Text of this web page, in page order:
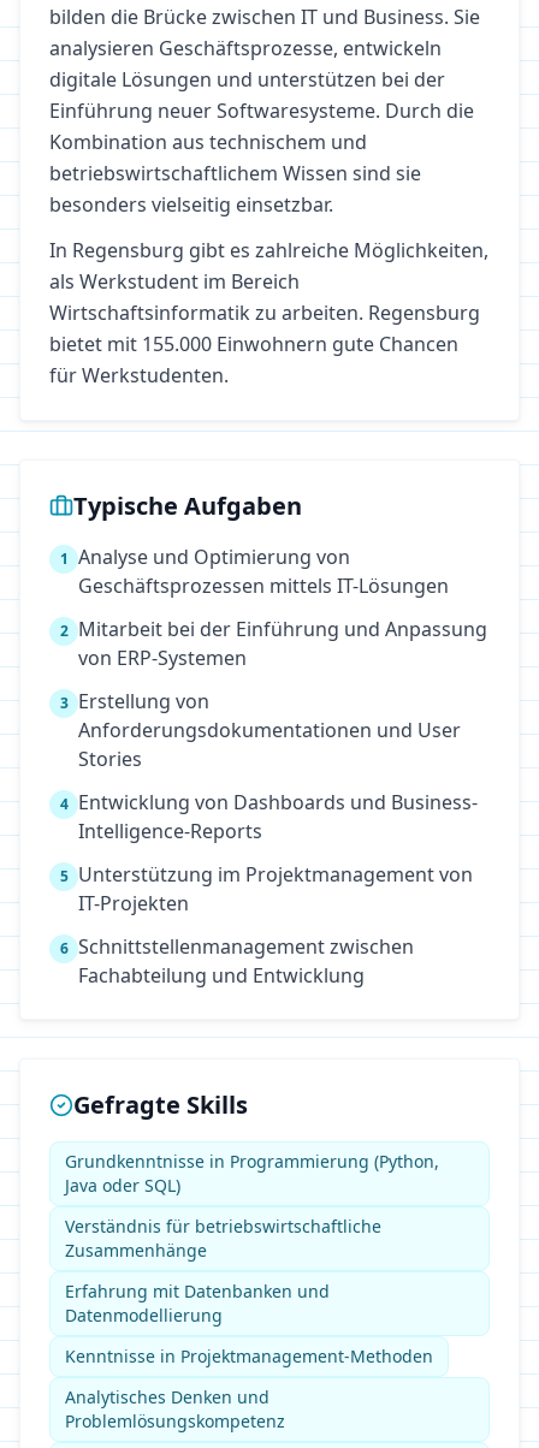
bilden die Brücke zwischen IT und Business. Sie
analysieren Geschäftsprozesse, entwickeln
digitale Lösungen und unterstützen bei der
Einführung neuer Softwaresysteme. Durch die
Kombination aus technischem und
betriebswirtschaftlichem Wissen sind sie
besonders vielseitig einsetzbar.
In Regensburg gibt es zahlreiche Möglichkeiten,
als Werkstudent im Bereich
Wirtschaftsinformatik zu arbeiten. Regensburg
bietet mit 155.000 Einwohnern gute Chancen
für Werkstudenten.
Typische Aufgaben
1 Analyse und Optimierung von
Geschäftsprozessen mittels IT-Lösungen
2 Mitarbeit bei der Einführung und Anpassung
von ERP-Systemen
3 Erstellung von
Anforderungsdokumentationen und User
Stories
4 Entwicklung von Dashboards und Business-
Intelligence-Reports
5 Unterstützung im Projektmanagement von
IT-Projekten
6 Schnittstellenmanagement zwischen
Fachabteilung und Entwicklung
Gefragte Skills
Grundkenntnisse in Programmierung (Python,
Java oder SQL)
Verständnis für betriebswirtschaftliche
Zusammenhänge
Erfahrung mit Datenbanken und
Datenmodellierung
Kenntnisse in Projektmanagement-Methoden
Analytisches Denken und
Problemlösungskompetenz